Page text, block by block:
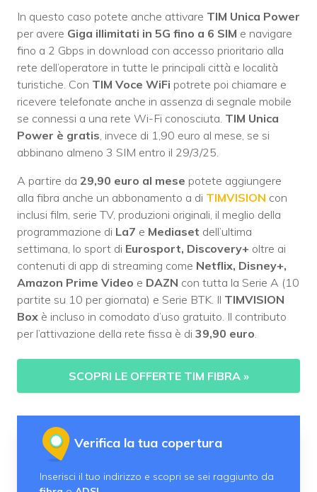
In questo caso potete anche attivare TIM Unica Power
per avere Giga illimitati in 5G fino a 6 SIM e navigare
fino a 2 Gbps in download con accesso prioritario alla
rete dell’operatore in tutte le principali città e località
turistiche. Con TIM Voce WiFi potrete poi chiamare e
ricevere telefonate anche in assenza di segnale mobile
se connessi a una rete Wi-Fi conosciuta. TIM Unica
Power è gratis, invece di 1,90 euro al mese, se si
abbinano almeno 3 SIM entro il 29/3/25.
A partire da 29,90 euro al mese potete aggiungere
alla fibra anche un abbonamento a di TIMVISION con
inclusi film, serie TV, produzioni originali, il meglio della
programmazione di La7 e Mediaset dell’ultima
settimana, lo sport di Eurosport, Discovery+ oltre ai
contenuti di app di streaming come Netflix, Disney+,
Amazon Prime Video e DAZN con tutta la Serie A (10
partite su 10 per giornata) e Serie BTK. Il TIMVISION
Box è incluso in comodato d’uso gratuito. Il contributo
per l’attivazione della rete fissa è di 39,90 euro.
SCOPRI LE OFFERTE TIM FIBRA »
Verifica la tua copertura
Inserisci il tuo indirizzo e scopri se sei raggiunto da